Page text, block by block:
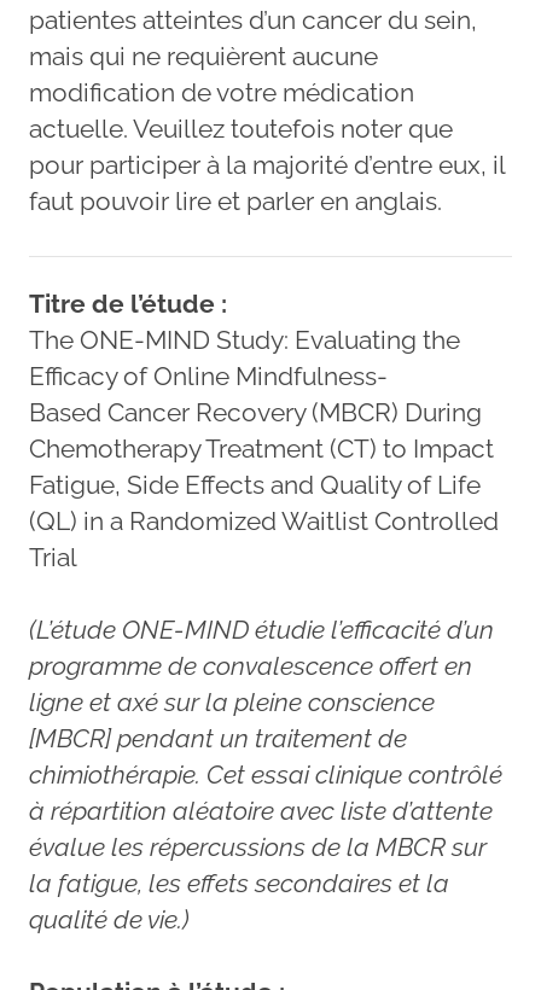
patientes atteintes d’un cancer du sein,
mais qui ne requièrent aucune
modification de votre médication
actuelle. Veuillez toutefois noter que
pour participer à la majorité d’entre eux, il
faut pouvoir lire et parler en anglais.
Titre de l’étude :
The ONE-MIND Study: Evaluating the
Efficacy of Online Mindfulness-
Based Cancer Recovery (MBCR) During
Chemotherapy Treatment (CT) to Impact
Fatigue, Side Effects and Quality of Life
(QL) in a Randomized Waitlist Controlled
Trial
(L’étude ONE-MIND étudie l’efficacité d’un
programme de convalescence offert en
ligne et axé sur la pleine conscience
[MBCR] pendant un traitement de
chimiothérapie. Cet essai clinique contrôlé
à répartition aléatoire avec liste d’attente
évalue les répercussions de la MBCR sur
la fatigue, les effets secondaires et la
qualité de vie.)